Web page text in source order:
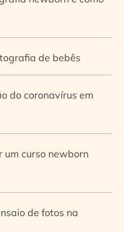
de bebês
do coronavírus em
um curso newborn
de fotos na